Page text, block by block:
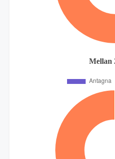
Mellan